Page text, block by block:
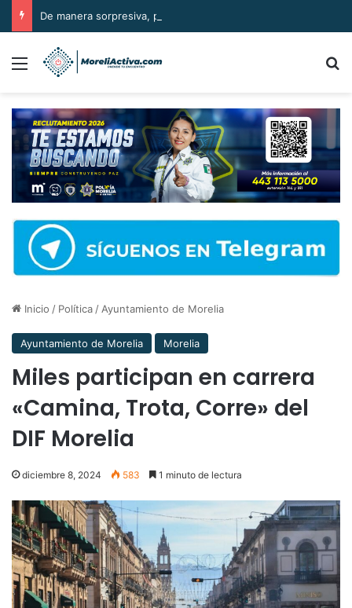
Menú
Inicio / Política / Ayuntamiento de Morelia
Ayuntamiento de Morelia Morelia
Miles participan en carrera
«Camina, Trota, Corre» del
DIF Morelia
diciembre 8, 2024 583 1 minuto de lectura